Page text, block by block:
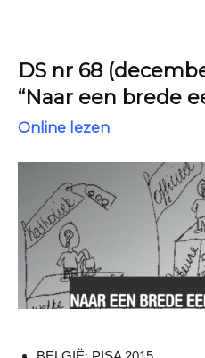
DS nr 68
“Naar een brede
Online lezen